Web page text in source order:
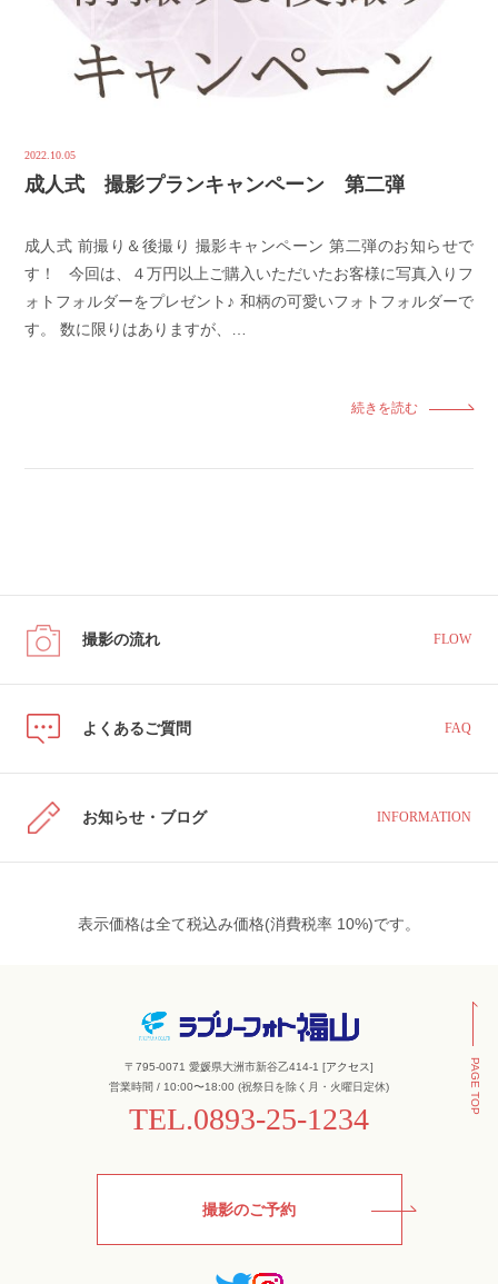
2022.10.05
成人式 撮影プランキャンペーン 第二弾
成人式 前撮り＆後撮り 撮影キャンペーン 第二弾のお知らせで
す！ 今回は、４万円以上ご購入いただいたお客様に写真入りフ
ォトフォルダーをプレゼント♪ 和柄の可愛いフォトフォルダーで
す。 数に限りはありますが、…
続きを読む
撮影の流れ FLOW
よくあるご質問 FAQ
お知らせ・ブログ INFORMATION
表示価格は全て税込み価格(消費税率 10%)です。
〒795-0071 愛媛県大洲市新谷乙414-1 [アクセス]
営業時間 / 10:00〜18:00 (祝祭日を除く月・火曜日定休)
TEL.0893-25-1234
撮影のご予約
PAGE TOP